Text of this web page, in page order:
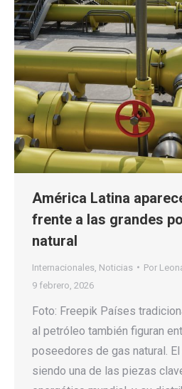
América Latina
frente a las grandes
natural
Internacionales Noticias Por
9 febrero, 2026
Foto: Freepik Países
al petróleo también figuran
poseedores de gas natural.
siendo una de las piezas